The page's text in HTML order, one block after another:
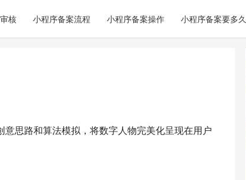
核 小程序备案流程 小程序备案操作 小程序备案要多久
思路和算法模拟，将数字人物完美化呈现在用户